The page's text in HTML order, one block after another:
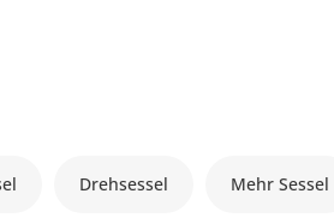
Drehsessel Mehr Sessel